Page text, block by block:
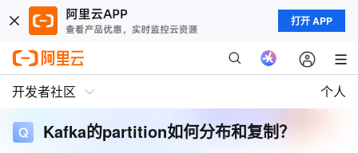
打开 APP
开发者社区 个人
Kafka的partition如何分布和复制？